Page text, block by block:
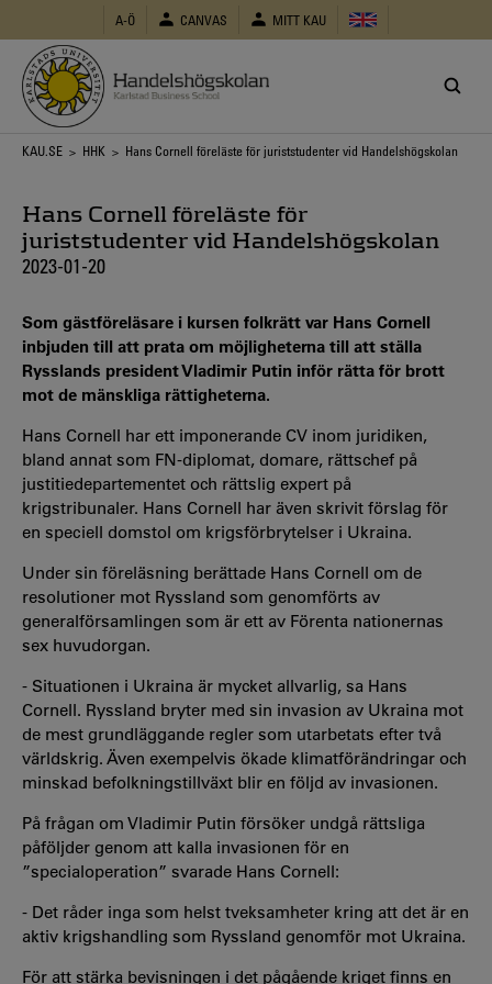
huvudinnehåll
A-Ö CANVAS MITT KAU
Länkstig
KAU.SE > HHK > Hans Cornell föreläste för juriststudenter vid Handelshögskolan
Hans Cornell föreläste för
juriststudenter vid Handelshögskolan
2023-01-20
Som gästföreläsare i kursen folkrätt var Hans Cornell
inbjuden till att prata om möjligheterna till att ställa
Rysslands president Vladimir Putin inför rätta för brott
mot de mänskliga rättigheterna.
Hans Cornell har ett imponerande CV inom juridiken,
bland annat som FN-diplomat, domare, rättschef på
justitiedepartementet och rättslig expert på
krigstribunaler. Hans Cornell har även skrivit förslag för
en speciell domstol om krigsförbrytelser i Ukraina.
Under sin föreläsning berättade Hans Cornell om de
resolutioner mot Ryssland som genomförts av
generalförsamlingen som är ett av Förenta nationernas
sex huvudorgan.
- Situationen i Ukraina är mycket allvarlig, sa Hans
Cornell. Ryssland bryter med sin invasion av Ukraina mot
de mest grundläggande regler som utarbetats efter två
världskrig. Även exempelvis ökade klimatförändringar och
minskad befolkningstillväxt blir en följd av invasionen.
På frågan om Vladimir Putin försöker undgå rättsliga
påföljder genom att kalla invasionen för en
”specialoperation” svarade Hans Cornell:
- Det råder inga som helst tveksamheter kring att det är en
aktiv krigshandling som Ryssland genomför mot Ukraina.
För att stärka bevisningen i det pågående kriget finns en